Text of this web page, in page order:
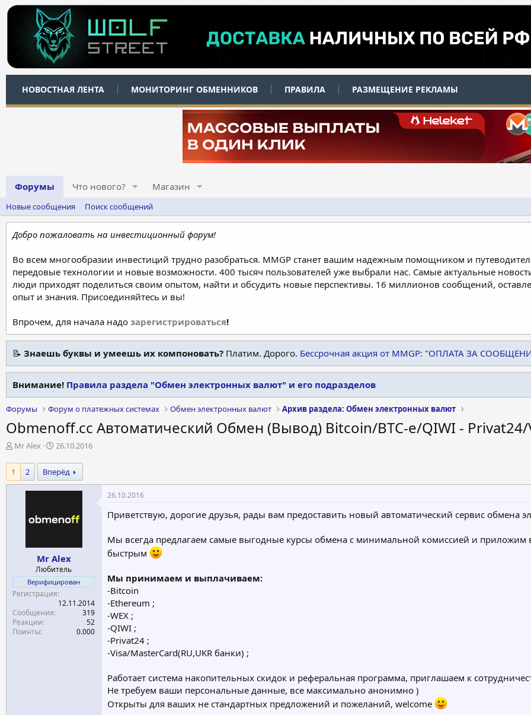
НОВОСТНАЯ ЛЕНТА МОНИТОРИНГ ОБМЕННИКОВ ПРАВИЛА РАЗМЕЩЕНИЕ РЕКЛАМЫ
Форумы Что нового? Магазин
Новые сообщения Поиск сообщений
Добро пожаловать на инвестиционный форум!
Во всем многообразии инвестиций трудно разобраться. MMGP станет вашим надежным помощником и
передовые технологии и новые возможности. 400 тысяч пользователей уже выбрали нас. Самые актуальные
люди приходят поделиться своим опытом, найти и обсудить новые перспективы. 16 миллионов сообщений,
опыт и знания. Присоединяйтесь и вы!
Впрочем, для начала надо зарегистрироваться!
📝 Знаешь буквы и умеешь их компоновать? Платим. Дорого. Бессрочная акция от MMGP: "ОПЛАТА ЗА
Внимание! Правила раздела "Обмен электронных валют" и его подразделов
Форумы Форум о платежных системах Обмен электронных валют Архив раздела: Обмен электронных валют
Obmenoff.cc Автоматический Обмен (Вывод) Bitcoin/BTC-e/QIWI -
А
т
о
р
Mr Alex
Д
т
а
н
а
26.10.2016
1 2 Вперёд
Mr Alex
Любитель
Верифицирован
Регистрация
12.11.2014
Сообщения
319
Реакции
52
Поинты
0.000
26.10.2016
Приветствую, дорогие друзья, рады вам предоставить новый автоматический сервис обмена
Мы всегда предлагаем самые выгодные курсы обмена с минимальной комиссией и
быстрым
Мы принимаем и выплачиваем:
-Bitсoin
-Ethereum ;
-WEX ;
-QIWI ;
-Privat24 ;
-Visa/MasterCard(RU,UKR банки) ;
Работает система накопительных скидок и реферальная программа, приглашаем к
Не требуем ваши персональные данные, все максимально анонимно )
Открыты для ваших не стандартных предложений и пожеланий, welcome